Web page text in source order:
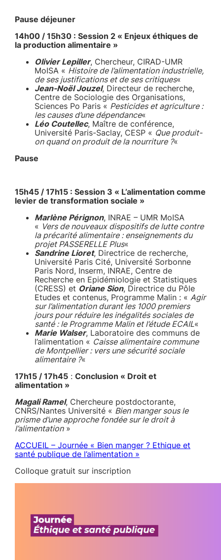
Pause déjeuner
14h00 / 15h30 : Session 2 « Enjeux éthiques de
la production alimentaire »
Olivier Lepiller, Chercheur, CIRAD-UMR
MoISA « Histoire de l’alimentation industrielle,
de ses justifications et de ses critiques«
Jean-Noël Jouzel, Directeur de recherche,
Centre de Sociologie des Organisations,
Sciences Po Paris « Pesticides et agriculture :
les causes d’une dépendance«
Léo Coutellec, Maître de conférence,
Université Paris-Saclay, CESP « Que produit-
on quand on produit de la nourriture ?«
Pause
15h45 / 17h15 : Session 3 « L’alimentation comme
levier de transformation sociale »
Marlène Pérignon, INRAE – UMR MoISA
« Vers de nouveaux dispositifs de lutte contre
la précarité alimentaire : enseignements du
projet PASSERELLE Plus«
Sandrine Lioret, Directrice de recherche,
Université Paris Cité, Université Sorbonne
Paris Nord, Inserm, INRAE, Centre de
Recherche en Epidémiologie et Statistiques
(CRESS) et Oriane Sion, Directrice du Pôle
Etudes et contenus, Programme Malin : « Agir
sur l’alimentation durant les 1000 premiers
jours pour réduire les inégalités sociales de
santé : le Programme Malin et l’étude ECAIL«
Marie Walser, Laboratoire des communs de
l’alimentation « Caisse alimentaire commune
de Montpellier : vers une sécurité sociale
alimentaire ?«
17h15 / 17h45 : Conclusion « Droit et
alimentation »
Magali Ramel, Chercheure postdoctorante,
CNRS/Nantes Université « Bien manger sous le
prisme d’une approche fondée sur le droit à
l’alimentation»
ACCUEIL – Journée « Bien manger ? Ethique et
santé publique de l’alimentation »
Colloque gratuit sur inscription